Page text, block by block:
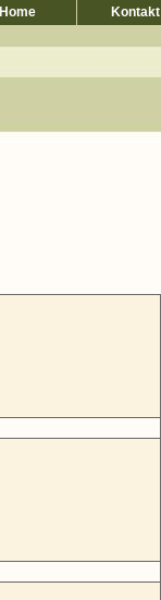
Home Kontakt